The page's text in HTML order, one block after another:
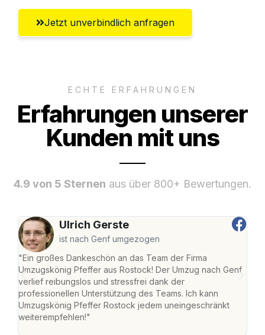
Jetzt unverbindlich anfragen
ECHTE ERFAHRUNGEN
Erfahrungen unserer
Kunden mit uns
4.9 von 5 Sternen aus über 800+ Bewertungen.
Ulrich Gerste
ist nach Genf umgezogen
"Ein großes Dankeschön an das Team der Firma
Umzugskönig Pfeffer aus Rostock! Der Umzug nach Genf
verlief reibungslos und stressfrei dank der
professionellen Unterstützung des Teams. Ich kann
Umzugskönig Pfeffer Rostock jedem uneingeschränkt
weiterempfehlen!"